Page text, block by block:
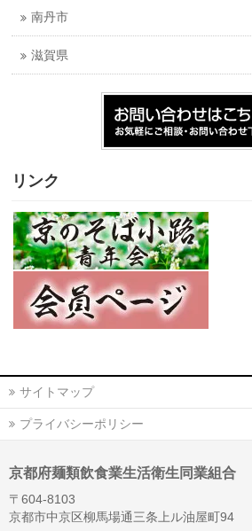
南丹市
滋賀県
リンク
サイトマップ
プライバシーポリシー
京都府麺類飲食業生活衛生同業組合
〒604-8103
京都市中京区柳馬場通三条上ル油屋町94